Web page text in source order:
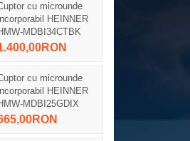
cu microunde
HEINNER
MDBI34CTBK
cu microunde
HEINNER
MDBI25GDIX